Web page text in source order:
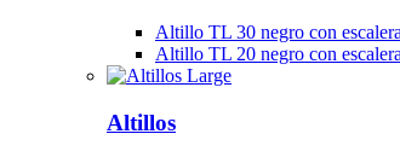
Altillo TL 30 negro con
Altillo TL 20 negro con
Altillos